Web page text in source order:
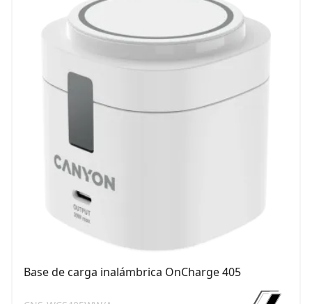
Base de carga inalámbrica OnCharge 405